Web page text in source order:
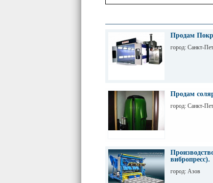
Продам
город: Санкт-
Продам
город: Санкт-
вибропресс).
город: Азов